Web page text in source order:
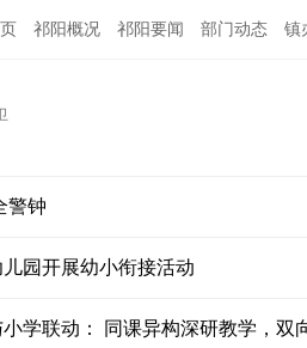
祁阳概况 祁阳要闻 部门动态 镇
警钟
园开展幼小衔接活动
学联动： 同课异构深研教学，双